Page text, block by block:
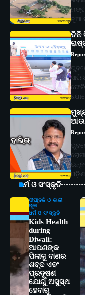
ନୂଆ
ତିନି
ସାରି
ଆଉ
ଧର୍ମ ଓ ସଂସ୍କୃତି
ଦୀପାବଳି ଓ କାଳୀ
ପୂଜା
ଧର୍ମ ଓ ସଂସ୍କୃତି
Kids Health
during
Diwali:
ଆପଣଙ୍କ
ପିଲାକୁ ବାଣର
ଶବ୍ଦ ଏବଂ
ପ୍ରଦୂଷଣ
ଯୋଗୁଁ ଅସୁସ୍ଥ
ହେବାରୁ